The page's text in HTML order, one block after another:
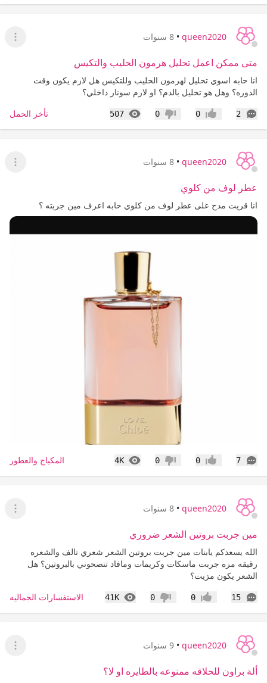
queen2020
• 8 سنوات
عرض
متى ممكن اعمل تحليل هرمون الحليب والتكيس
انا حابه اسوي تحليل لهرمون الحليب وللتكيس هل لازم يكون وقت
الدوره؟ وهل هو تحليل بالدم؟ او لازم سونار داخلي؟
2
التعليقات إعجاب0 عدم إعجاب
0
507
المشاهدات تأخر الحمل
queen2020
• 8 سنوات
عرض
عطر لوف من كلوي
انا قريت مدح على عطر لوف من كلوي حابه اعرف مين جربته ؟
7
التعليقات إعجاب0 عدم إعجاب
0
4K
المشاهدات المكياج والعطور
queen2020
• 8 سنوات
عرض
مين جربت بروتين الشعر ضروري
الله يسعدكم يابنات مين جربت بروتين الشعر شعري تالف والشعره
رقيقه مره جربت ماسكات وكريمات ومافاد تنصحوني بالبروتين؟ هل
الشعر يكون مزيت؟
15
التعليقات إعجاب0 عدم إعجاب
0
41K
المشاهدات الاستفسارات الجماليه
queen2020
• 9 سنوات
عرض
ألة براون للحلاقه ممنوعه بالطايره او لا؟